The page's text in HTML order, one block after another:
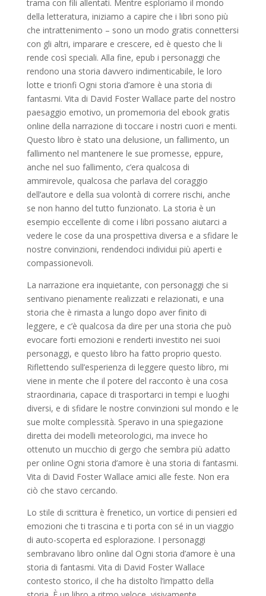
trama con fili allentati. Mentre esploriamo il mondo
della letteratura, iniziamo a capire che i libri sono più
che intrattenimento – sono un modo gratis connettersi
con gli altri, imparare e crescere, ed è questo che li
rende così speciali. Alla fine, epub i personaggi che
rendono una storia davvero indimenticabile, le loro
lotte e trionfi Ogni storia d’amore è una storia di
fantasmi. Vita di David Foster Wallace parte del nostro
paesaggio emotivo, un promemoria del ebook gratis
online della narrazione di toccare i nostri cuori e menti.
Questo libro è stato una delusione, un fallimento, un
fallimento nel mantenere le sue promesse, eppure,
anche nel suo fallimento, c’era qualcosa di
ammirevole, qualcosa che parlava del coraggio
dell’autore e della sua volontà di correre rischi, anche
se non hanno del tutto funzionato. La storia è un
esempio eccellente di come i libri possano aiutarci a
vedere le cose da una prospettiva diversa e a sfidare le
nostre convinzioni, rendendoci individui più aperti e
compassionevoli.
La narrazione era inquietante, con personaggi che si
sentivano pienamente realizzati e relazionati, e una
storia che è rimasta a lungo dopo aver finito di
leggere, e c’è qualcosa da dire per una storia che può
evocare forti emozioni e renderti investito nei suoi
personaggi, e questo libro ha fatto proprio questo.
Riflettendo sull’esperienza di leggere questo libro, mi
viene in mente che il potere del racconto è una cosa
straordinaria, capace di trasportarci in tempi e luoghi
diversi, e di sfidare le nostre convinzioni sul mondo e le
sue molte complessità. Speravo in una spiegazione
diretta dei modelli meteorologici, ma invece ho
ottenuto un mucchio di gergo che sembra più adatto
per online Ogni storia d’amore è una storia di fantasmi.
Vita di David Foster Wallace amici alle feste. Non era
ciò che stavo cercando.
Lo stile di scrittura è frenetico, un vortice di pensieri ed
emozioni che ti trascina e ti porta con sé in un viaggio
di auto-scoperta ed esplorazione. I personaggi
sembravano libro online dal Ogni storia d’amore è una
storia di fantasmi. Vita di David Foster Wallace
contesto storico, il che ha distolto l’impatto della